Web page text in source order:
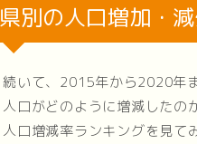
県別の人口増加・
続いて、2015年から2020年
人口がどのように増減したの
人口増減率ランキングを見て